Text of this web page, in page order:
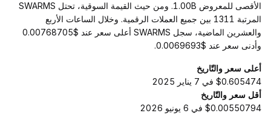
الأقصى للمعروض 1.00B. ومن حيث القيمة السوقية، تحتل SWARMS
المرتبة 1311 بين جميع العملات الرقمية. وخلال الساعات الأربع
والعشرين الماضية، سجل SWARMS أعلى سعر عند $0.00768705
وأدنى سعر عند $0.0069693.
أعلى سعر والتّاريخ
$0.605474 في 7 يناير 2025
أقل سعر والتّاريخ
$0.00550794 في 6 يونيو 2026